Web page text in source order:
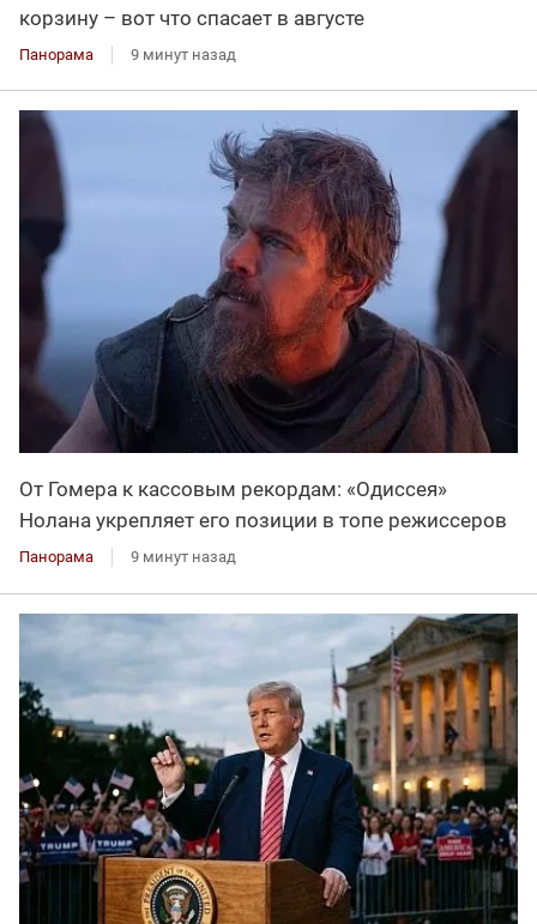
корзину – вот что спасает в августе
Панорама 9 минут назад
От Гомера к кассовым рекордам: «Одиссея»
Нолана укрепляет его позиции в топе режиссеров
Панорама 9 минут назад